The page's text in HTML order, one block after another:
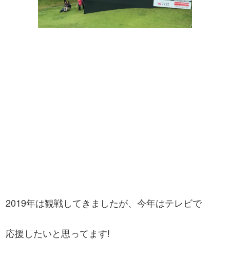
2019年は観戦してきましたが、今年はテレビで
応援したいと思ってます!